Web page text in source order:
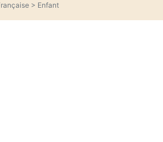
> Enfant